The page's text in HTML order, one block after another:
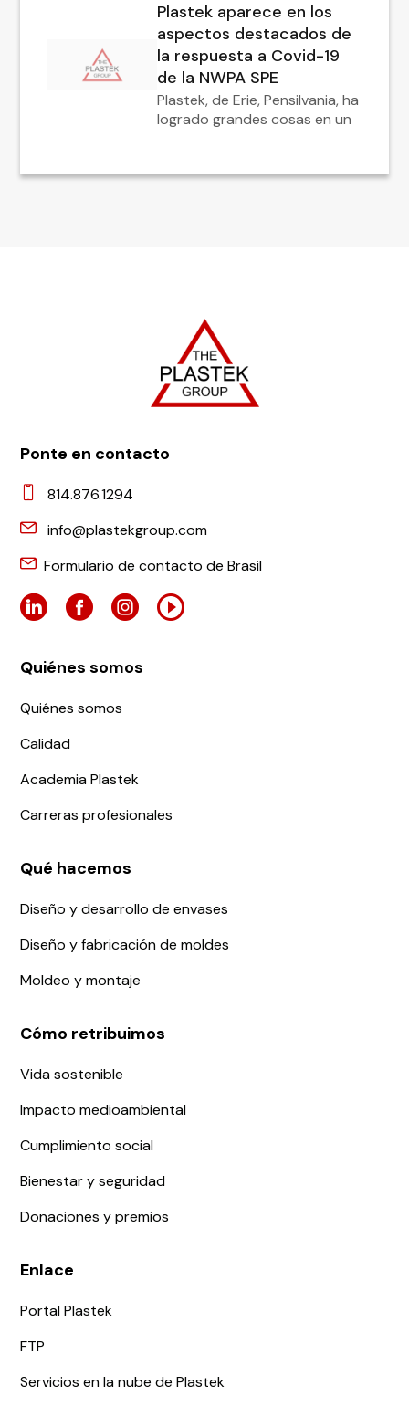
Plastek aparece en los
aspectos destacados de
la respuesta a Covid-19
de la NWPA SPE
Plastek, de Erie, Pensilvania, ha
logrado grandes cosas en un
Ponte en contacto
814.876.1294
info@plastekgroup.com
Formulario de contacto de Brasil
Quiénes somos
Quiénes somos
Calidad
Academia Plastek
Carreras profesionales
Qué hacemos
Diseño y desarrollo de envases
Diseño y fabricación de moldes
Moldeo y montaje
Cómo retribuimos
Vida sostenible
Impacto medioambiental
Cumplimiento social
Bienestar y seguridad
Donaciones y premios
Enlace
Portal Plastek
FTP
Servicios en la nube de Plastek